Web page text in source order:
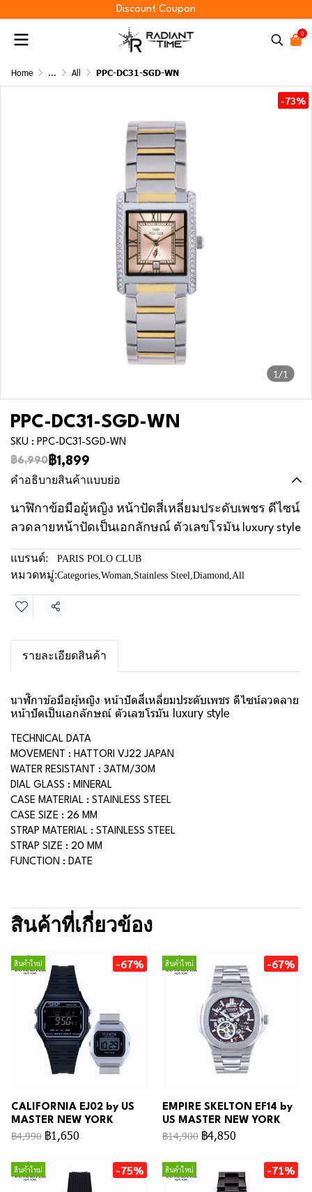
Discount Coupon
0
Home ... All PPC-DC31-SGD-WN
1/1
-73%
PPC-DC31-SGD-WN
SKU : PPC-DC31-SGD-WN
฿6,990 ฿1,899
คำอธิบายสินค้าแบบย่อ
นาฬิกาข้อมือผู้หญิง หน้าปัดสี่เหลี่ยมประดับเพชร ดีไซน์
ลวดลายหน้าปัดเป็นเอกลักษณ์ ตัวเลขโรมัน luxury style
แบรนด์: PARIS POLO CLUB
หมวดหมู่:Categories,Woman,Stainless Steel,Diamond,All
แชร์
รายละเอียดสินค้า
นาฬิกาข้อมือผู้หญิง หน้าปัดสี่เหลี่ยมประดับเพชร ดีไซน์ลวดลาย
หน้าปัดเป็นเอกลักษณ์ ตัวเลขโรมัน luxury style
TECHNICAL DATA
MOVEMENT : HATTORI VJ22 JAPAN
WATER RESISTANT : 3ATM/30M
DIAL GLASS : MINERAL
CASE MATERIAL : STAINLESS STEEL
CASE SIZE : 26 MM
STRAP MATERIAL : STAINLESS STEEL
STRAP SIZE : 20 MM
FUNCTION : DATE
สินค้าที่เกี่ยวข้อง
สินค้าใหม่ -67%
CALIFORNIA EJ02 by US
MASTER NEW YORK
฿4,990 ฿1,650
สินค้าใหม่ -67%
EMPIRE SKELTON EF14 by
US MASTER NEW YORK
฿14,900 ฿4,850
สินค้าใหม่ -75% สินค้าใหม่ -71%